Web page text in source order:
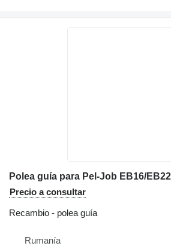
Precio a consultar
Recambio - polea guía
Rumanía